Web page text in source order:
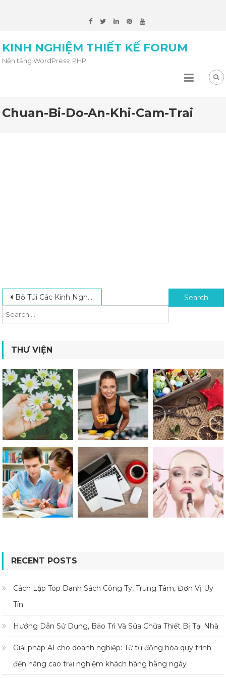
KINH NGHIỆM THIẾT KẾ FORUM
Nền tảng WordPress, PHP
Chuan-Bi-Do-An-Khi-Cam-Trai
Post navigation
Bỏ Túi Các Kinh Nghiệm Đi Cắm Trại Tốt Nhất Dành Cho Người Mới Search for:
THƯ VIỆN
RECENT POSTS
Cách Lập Top Danh Sách Công Ty, Trung Tâm, Đơn Vị Uy
Tín
Hướng Dẫn Sử Dụng, Bảo Trì Và Sửa Chữa Thiết Bị Tại Nhà
Giải pháp AI cho doanh nghiệp: Từ tự động hóa quy trình
đến nâng cao trải nghiệm khách hàng hằng ngày